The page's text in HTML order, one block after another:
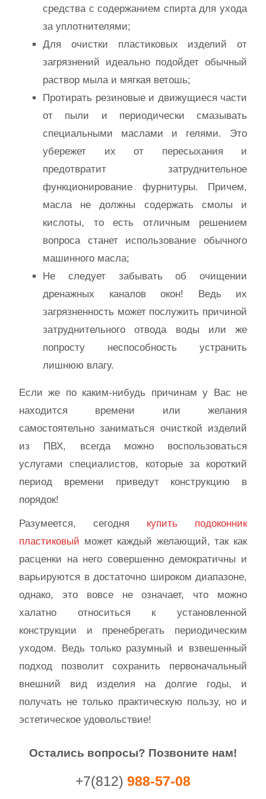
средства с содержанием спирта для ухода
за уплотнителями;
Для очистки пластиковых изделий от
загрязнений идеально подойдет обычный
раствор мыла и мягкая ветошь;
Протирать резиновые и движущиеся части
от пыли и периодически смазывать
специальными маслами и гелями. Это
убережет их от пересыхания и
предотвратит затруднительное
функционирование фурнитуры. Причем,
масла не должны содержать смолы и
кислоты, то есть отличным решением
вопроса станет использование обычного
машинного масла;
Не следует забывать об очищении
дренажных каналов окон! Ведь их
загрязненность может послужить причиной
затруднительного отвода воды или же
попросту неспособность устранить
лишнюю влагу.
Если же по каким-нибудь причинам у Вас не
находится времени или желания
самостоятельно заниматься очисткой изделий
из ПВХ, всегда можно воспользоваться
услугами специалистов, которые за короткий
период времени приведут конструкцию в
порядок!
Разумеется, сегодня купить подоконник
пластиковый может каждый желающий, так как
расценки на него совершенно демократичны и
варьируются в достаточно широком диапазоне,
однако, это вовсе не означает, что можно
халатно относиться к установленной
конструкции и пренебрегать периодическим
уходом. Ведь только разумный и взвешенный
подход позволит сохранить первоначальный
внешний вид изделия на долгие годы, и
получать не только практическую пользу, но и
эстетическое удовольствие!
Остались вопросы? Позвоните нам!
+7(812) 988-57-08